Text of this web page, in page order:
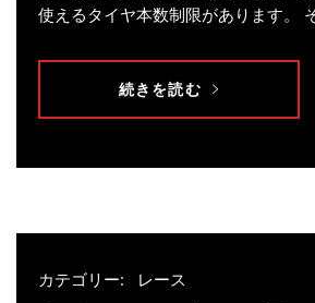
使えるタイヤ本数制限があります。
続きを読む
カテゴリー: レース